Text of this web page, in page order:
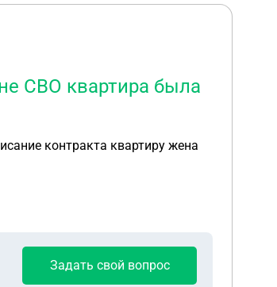
СВО квартира была
контракта квартиру жена
Задать свой вопрос